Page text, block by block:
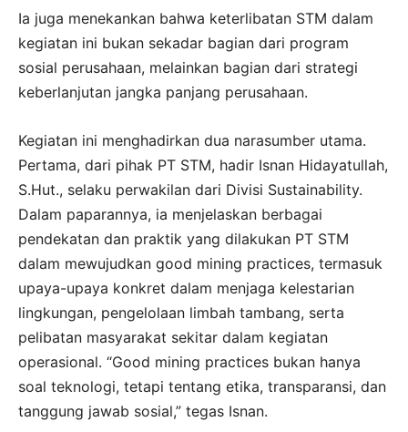
Ia juga menekankan bahwa keterlibatan STM dalam
kegiatan ini bukan sekadar bagian dari program
sosial perusahaan, melainkan bagian dari strategi
keberlanjutan jangka panjang perusahaan.
Kegiatan ini menghadirkan dua narasumber utama.
Pertama, dari pihak PT STM, hadir Isnan Hidayatullah,
S.Hut., selaku perwakilan dari Divisi Sustainability.
Dalam paparannya, ia menjelaskan berbagai
pendekatan dan praktik yang dilakukan PT STM
dalam mewujudkan good mining practices, termasuk
upaya-upaya konkret dalam menjaga kelestarian
lingkungan, pengelolaan limbah tambang, serta
pelibatan masyarakat sekitar dalam kegiatan
operasional. “Good mining practices bukan hanya
soal teknologi, tetapi tentang etika, transparansi, dan
tanggung jawab sosial,” tegas Isnan.